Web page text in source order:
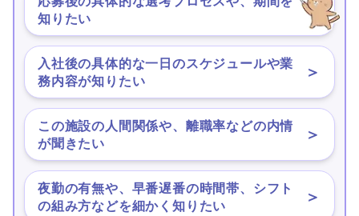
知りたい
＞
入社後の具体的な一日のスケジュールや業
務内容が知りたい
＞
この施設の人間関係や、離職率などの内情
が聞きたい
＞
夜勤の有無や、早番遅番の時間帯、シフト
の組み方などを細かく知りたい
＞